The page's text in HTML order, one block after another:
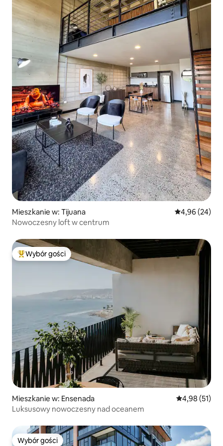
Mieszkanie w: Tijuana Średnia
4,96 (24)
Nowoczesny loft w centrum
Najpopularniejsze z kategorii Wybór gości
Wybór gości
Mieszkanie w: Ensenada Średnia
4,98 (51)
Luksusowy nowoczesny nad oceanem
Wybór gości